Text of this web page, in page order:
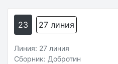
23 27 линия
Линия: 27 линия
Сборник: Добротин